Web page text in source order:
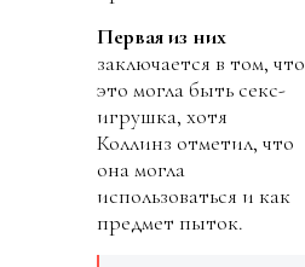
Первая из них
заключается в том, что
это могла быть секс-
игрушка, хотя
Коллинз отметил, что
она могла
использоваться и как
предмет пыток.